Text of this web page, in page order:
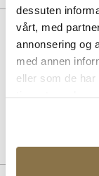
dessuten
vårt, med
annonsering og
med annen
eller som de
Beskrivelse
Lette joggesko for
for aktive føtter